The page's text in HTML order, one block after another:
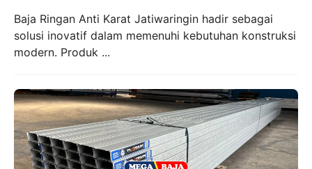
Baja Ringan Anti Karat Jatiwaringin hadir sebagai
solusi inovatif dalam memenuhi kebutuhan konstruksi
modern. Produk ...